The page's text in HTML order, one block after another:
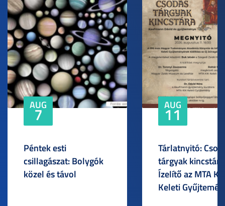
AUG
7
Péntek esti
csillagászat: Bolygók
közel és távol
AUG
11
Tárlatnyitó:
tárgyak
Ízelítő az MTA
Keleti